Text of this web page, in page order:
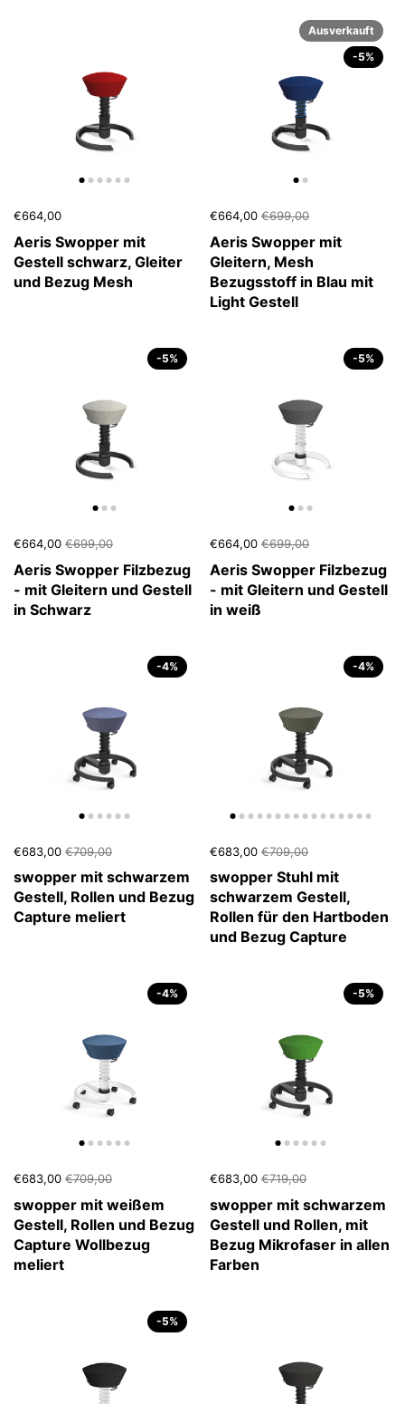
€664,00
Aeris Swopper mit
Gestell schwarz, Gleiter
und Bezug Mesh
€664,00 €699,00
Aeris Swopper mit
Gleitern, Mesh
Bezugsstoff in Blau mit
Light Gestell
Ausverkauft
-5%
€664,00 €699,00
Aeris Swopper Filzbezug
- mit Gleitern und Gestell
in Schwarz
-5%
€664,00 €699,00
Aeris Swopper Filzbezug
- mit Gleitern und Gestell
in weiß
-5%
€683,00 €709,00
swopper mit schwarzem
Gestell, Rollen und Bezug
Capture meliert
-4%
€683,00 €709,00
swopper Stuhl mit
schwarzem Gestell,
Rollen für den Hartboden
und Bezug Capture
-4%
€683,00 €709,00
swopper mit weißem
Gestell, Rollen und Bezug
Capture Wollbezug
meliert
-4%
€683,00 €719,00
swopper mit schwarzem
Gestell und Rollen, mit
Bezug Mikrofaser in allen
Farben
-5%
-5%